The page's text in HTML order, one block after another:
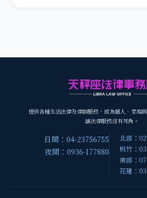
提供各種生活法律及律師服務，成為個人、家庭
讓法律服務沒有死角。
日間：04-23756755
夜間：0936-177880
北部：
桃竹：
南部：
花蓮：